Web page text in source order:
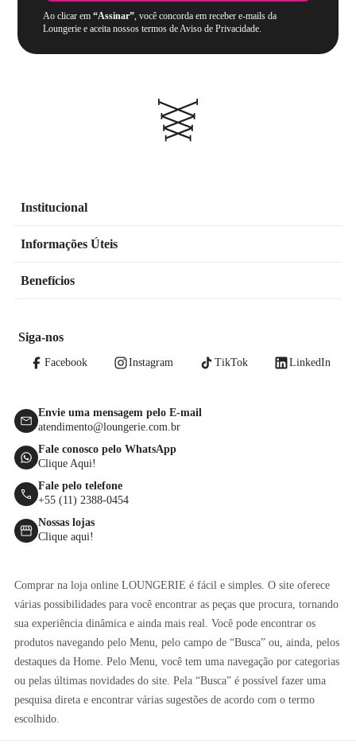
Ao clicar em“Assinar”, você concorda em receber e-mails da
Loungerie e aceita nossos termos de Aviso de Privacidade.
Institucional
Informações Úteis
Benefícios
Siga-nos
Facebook Instagram TikTok LinkedIn
Envie uma mensagem pelo E-mail
atendimento@loungerie.com.br
Fale conosco pelo WhatsApp
Clique Aqui!
Fale pelo telefone
+55 (11) 2388-0454
Nossas lojas
Clique aqui!
Comprar na loja online LOUNGERIE é fácil e simples. O site oferece
várias possibilidades para você encontrar as peças que procura, tornando
sua experiência dinâmica e ainda mais real. Você pode encontrar os
produtos navegando pelo Menu, pelo campo de “Busca” ou, ainda, pelos
destaques da Home. Pelo Menu, você tem uma navegação por categorias
ou pelas últimas novidades do site. Pela “Busca” é possível fazer uma
pesquisa direta e encontrar várias sugestões de acordo com o termo
escolhido.